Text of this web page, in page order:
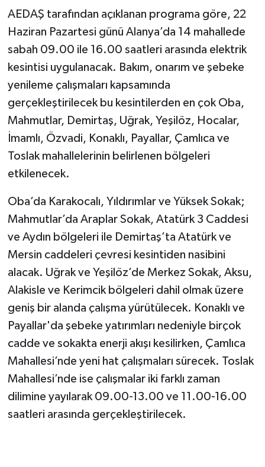
AEDAŞ tarafından açıklanan programa göre, 22
Haziran Pazartesi günü Alanya’da 14 mahallede
sabah 09.00 ile 16.00 saatleri arasında elektrik
kesintisi uygulanacak. Bakım, onarım ve şebeke
yenileme çalışmaları kapsamında
gerçekleştirilecek bu kesintilerden en çok Oba,
Mahmutlar, Demirtaş, Uğrak, Yeşilöz, Hocalar,
İmamlı, Özvadi, Konaklı, Payallar, Çamlıca ve
Toslak mahallelerinin belirlenen bölgeleri
etkilenecek.
Oba’da Karakocalı, Yıldırımlar ve Yüksek Sokak;
Mahmutlar’da Araplar Sokak, Atatürk 3 Caddesi
ve Aydın bölgeleri ile Demirtaş’ta Atatürk ve
Mersin caddeleri çevresi kesintiden nasibini
alacak. Uğrak ve Yeşilöz’de Merkez Sokak, Aksu,
Alakisle ve Kerimcik bölgeleri dahil olmak üzere
geniş bir alanda çalışma yürütülecek. Konaklı ve
Payallar'da şebeke yatırımları nedeniyle birçok
cadde ve sokakta enerji akışı kesilirken, Çamlıca
Mahallesi’nde yeni hat çalışmaları sürecek. Toslak
Mahallesi’nde ise çalışmalar iki farklı zaman
dilimine yayılarak 09.00-13.00 ve 11.00-16.00
saatleri arasında gerçekleştirilecek.